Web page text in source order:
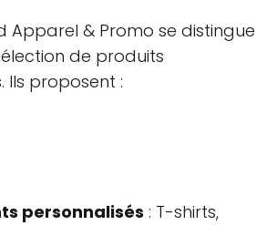
Apparel & Promo se distingue
de produits
Ils proposent :
personnalisés : T-shirts,